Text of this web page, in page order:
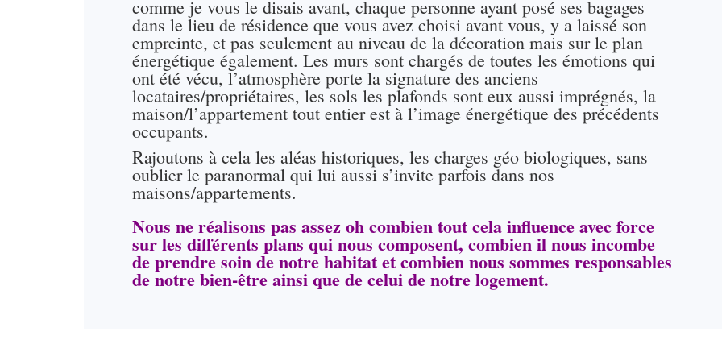
comme je vous le disais avant, chaque personne ayant posé ses bagages
dans le lieu de résidence que vous avez choisi avant vous, y a laissé son
empreinte, et pas seulement au niveau de la décoration mais sur le plan
énergétique également. Les murs sont chargés de toutes les émotions qui
ont été vécu, l’atmosphère porte la signature des anciens
locataires/propriétaires, les sols les plafonds sont eux aussi imprégnés, la
maison/l’appartement tout entier est à l’image énergétique des précédents
occupants.
Rajoutons à cela les aléas historiques, les charges géo biologiques, sans
oublier le paranormal qui lui aussi s’invite parfois dans nos
maisons/appartements.
Nous ne réalisons pas assez oh combien tout cela influence avec force
sur les différents plans qui nous composent, combien il nous incombe
de prendre soin de notre habitat et combien nous sommes responsables
de notre bien-être ainsi que de celui de notre logement.